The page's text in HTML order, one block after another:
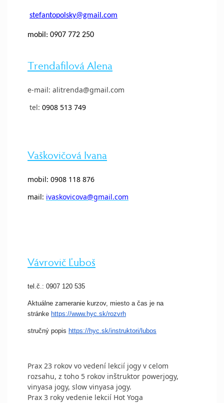
stefantopolsky@gmail.com
mobil: 0907 772 250
Trendafilová Alena
e-mail: alitrenda@gmail.com
tel: 0908 513 749
Vaškovičová Ivana
mobil: 0908 118 876
mail: ivaskovicova@gmail.com
Vávrovič Ľuboš
tel.č.: 0907 120 535
Aktuálne zameranie kurzov, miesto a čas je na
stránke https://www.hyc.sk/rozvrh
stručný popis https://hyc.sk/instruktori/lubos
Prax 23 rokov vo vedení lekcií jogy v celom
rozsahu, z toho 5 rokov inštruktor powerjogy,
vinyasa jogy, slow vinyasa jogy.
Prax 3 roky vedenie lekcií Hot Yoga